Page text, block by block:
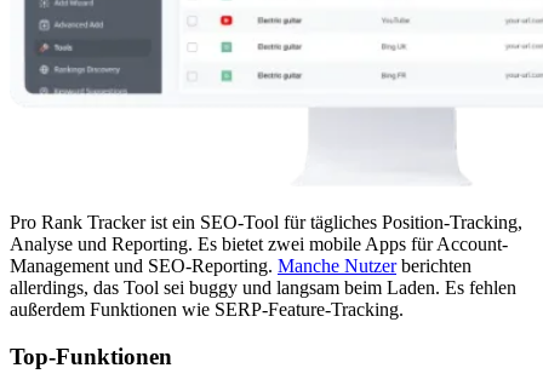
Pro Rank Tracker ist ein SEO-Tool für tägliches Position-Tracking,
Analyse und Reporting. Es bietet zwei mobile Apps für Account-
Management und SEO-Reporting. Manche Nutzerberichten
allerdings, das Tool sei buggy und langsam beim Laden. Es fehlen
außerdem Funktionen wie SERP-Feature-Tracking.
Top-Funktionen